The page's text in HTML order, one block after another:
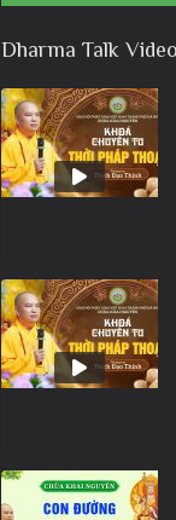
Dharma Talk